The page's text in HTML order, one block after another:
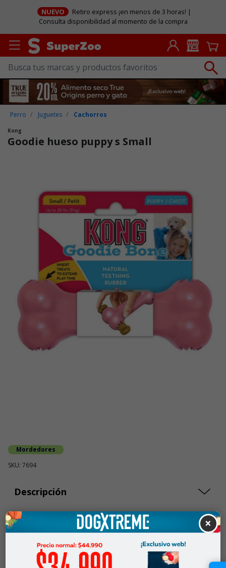
NUEVO
Retiro express ¡en menos de 3 horas! |
Consulta disponibilidad al momento de la compra
Perro Juguetes Cachorros
Kong
Goodie hueso puppy s Small
Mordedores
SKU: 7694
Descripción
Cantidad:
-
$10.990 ×